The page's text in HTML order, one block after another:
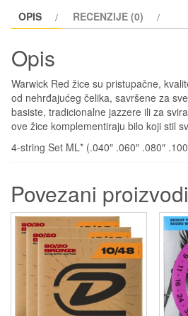
OPIS RECENZIJE (0)
Opis
Warwick Red žice su pristupačne,
od nehrđajućeg čelika, savršene za
basiste, tradicionalne jazzere ili za
ove žice komplementiraju bilo koji stil
4-string Set ML* (.040″ .060″ .080″
Povezani proizvodi